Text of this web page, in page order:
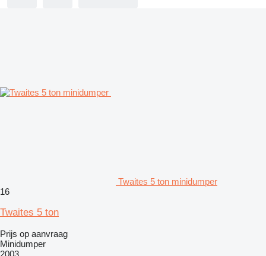
Twaites 5 ton minidumper
16
Twaites 5 ton
Prijs op aanvraag
Minidumper
2003